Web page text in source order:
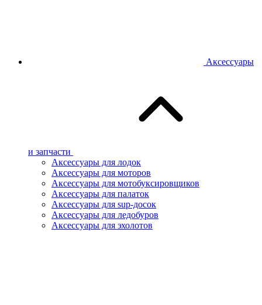
Аксессуары
и запчасти
Аксессуары для лодок
Аксессуары для моторов
Аксессуары для мотобуксировщиков
Аксессуары для палаток
Аксессуары для sup-досок
Аксессуары для ледобуров
Аксессуары для эхолотов